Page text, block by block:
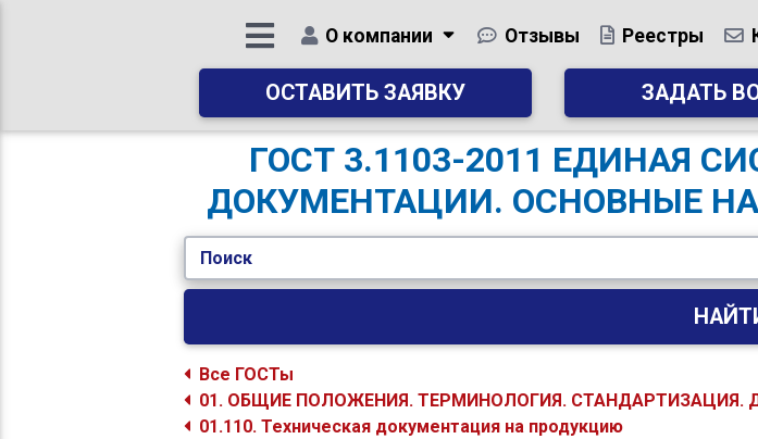
О компании Отзывы Реестры
ОСТАВИТЬ ЗАЯВКУ ЗАДАТЬ
ГОСТ 3.1103-2011 ЕДИНАЯ
ДОКУМЕНТАЦИИ. ОСНОВНЫЕ
Поиск
Все ГОСТы
01. ОБЩИЕ ПОЛОЖЕНИЯ. ТЕРМИНОЛОГИЯ. СТАНДАРТИЗАЦИЯ.
01.110. Техническая документация на продукцию